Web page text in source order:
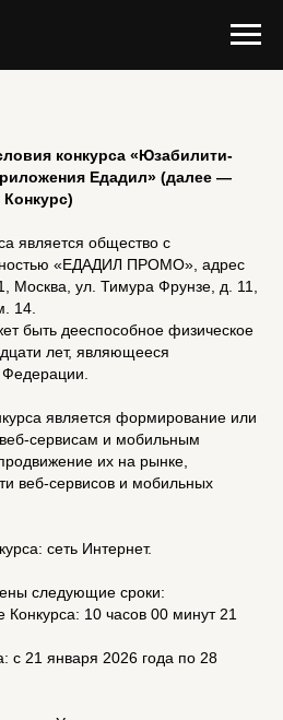
конкурса «Юзабилити-
Едадил» (далее —
Конкурс)
является общество с
«ЕДАДИЛ ПРОМО», адрес
Москва, ул. Тимура Фрунзе, д. 11,
14.
быть дееспособное физическое
лет, являющееся
является формирование или
сервисам и мобильным
их на рынке,
веб-сервисов и мобильных
сеть Интернет.
следующие сроки:
10 часов 00 минут 21
с 21 января 2026 года по 28